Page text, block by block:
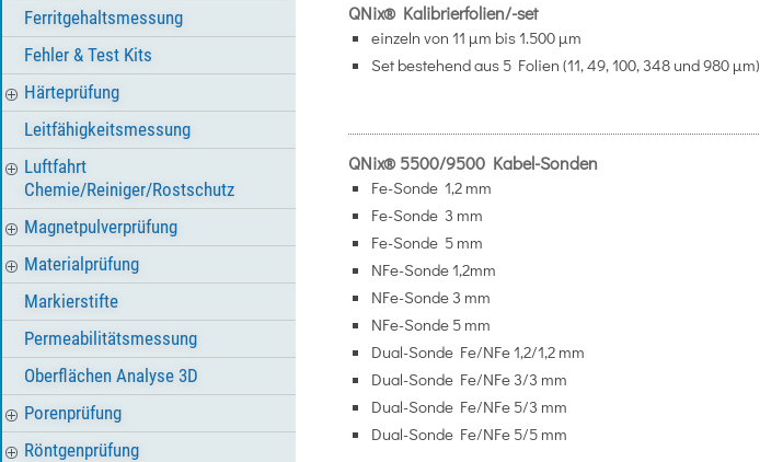
Ferritgehaltsmessung
Fehler & Test Kits
Härteprüfung
Leitfähigkeitsmessung
Luftfahrt
Chemie/Reiniger/Rostschutz
Magnetpulverprüfung
Materialprüfung
Markierstifte
Permeabilitätsmessung
Oberflächen Analyse 3D
Porenprüfung
Röntgenprüfung
QNix® Kalibrierfolien/-set
einzeln von 11 µm bis 1.500 µm
Set bestehend aus 5 Folien (11, 49, 100, 348 und 980 µm)
QNix® 5500/9500 Kabel-Sonden
Fe-Sonde 1,2 mm
Fe-Sonde 3 mm
Fe-Sonde 5 mm
NFe-Sonde 1,2mm
NFe-Sonde 3 mm
NFe-Sonde 5 mm
Dual-Sonde Fe/NFe 1,2/1,2 mm
Dual-Sonde Fe/NFe 3/3 mm
Dual-Sonde Fe/NFe 5/3 mm
Dual-Sonde Fe/NFe 5/5 mm